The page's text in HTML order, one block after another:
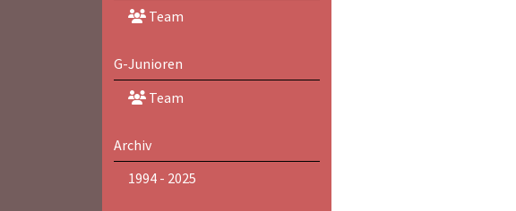
Team
G-Junioren
Team
Archiv
1994 - 2025